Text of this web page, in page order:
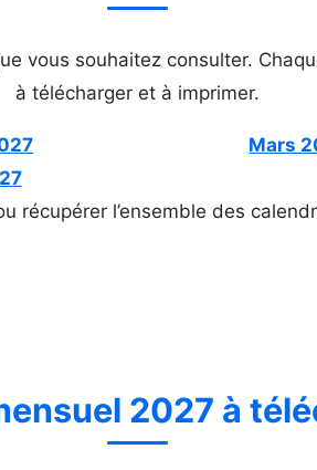
vous souhaitez consulter.
à télécharger et à imprimer.
Mars
récupérer l’ensemble des
2027 à